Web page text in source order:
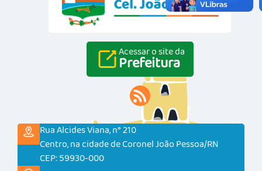
Acessar o site da
Prefeitura
Rua Alcides Viana, n° 210
Centro, na cidade de Coronel João Pessoa/RN
CEP: 59930-000